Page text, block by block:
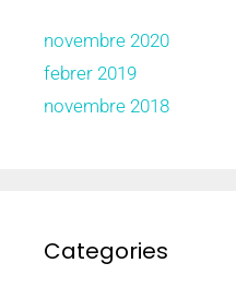
novembre 2020
febrer 2019
novembre 2018
Categories